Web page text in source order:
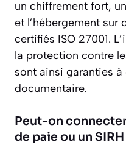
un chiffrement fort,
et l’hébergement sur
certifiés ISO 27001.
la protection contre
sont ainsi garanties
documentaire.
Peut-on
de paie ou un